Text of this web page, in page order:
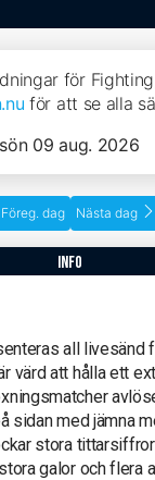
för
för att se alla
sön 09 aug. 2026
Föreg. dag Nästa dag
info
all livesänd
värd att hålla ett
sidan med jämna
stora
galor och flera